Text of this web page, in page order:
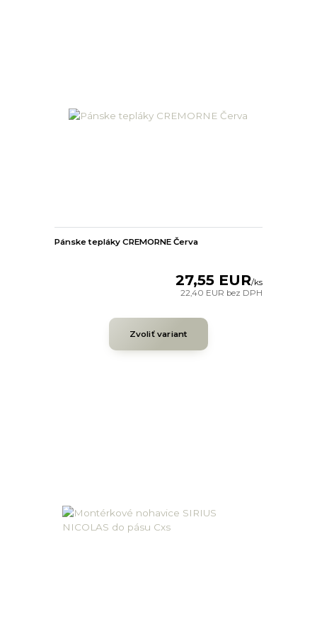
Pánske tepláky CREMORNE Červa
27,55 EUR/ks
22,40 EUR bez DPH
Zvoliť variant